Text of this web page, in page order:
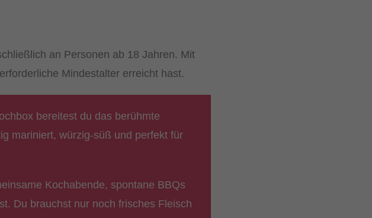
an Personen ab 18 Jahren. Mit
Mindestalter erreicht hast.
bereitest du das berühmte
mariniert, würzig-süß und perfekt für
Kochabende, spontane BBQs
Du brauchst nur noch frisches Fleisch